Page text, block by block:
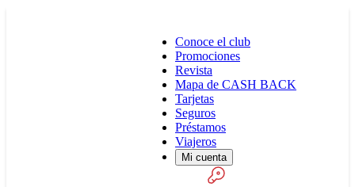
Conoce el club
Promociones
Revista
Mapa de CASH BACK
Tarjetas
Seguros
Préstamos
Viajeros
Mi cuenta